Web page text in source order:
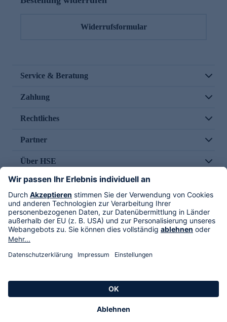
Widerrufsformular
Service & Beratung
Zahlung
Rechtliches
Partner
Über HSE
Im TV
HSE International